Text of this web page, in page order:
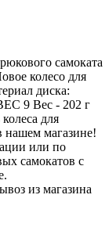
самоката
колесо для
диска:
9 Вес - 202 г
для
нашем магазине!
или по
самокатов с
из магазина